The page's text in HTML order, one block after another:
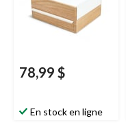
78,99 $
En stock en ligne